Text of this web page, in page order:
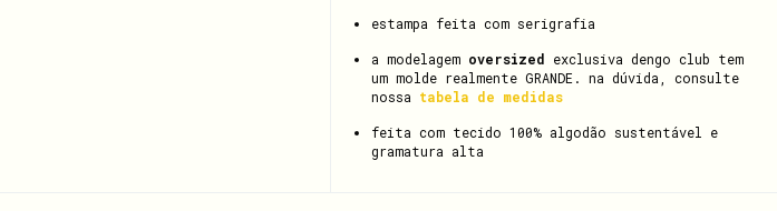
estampa feita com serigrafia
a modelagem oversized exclusiva dengo club tem
um molde realmente GRANDE. na dúvida, consulte
nossa tabela de medidas
feita com tecido 100% algodão sustentável e
gramatura alta